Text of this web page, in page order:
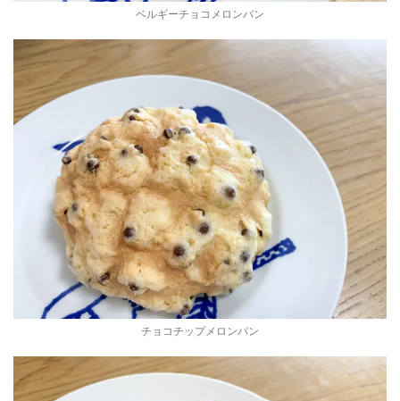
ベルギーチョコメロンパン
チョコチップメロンパン